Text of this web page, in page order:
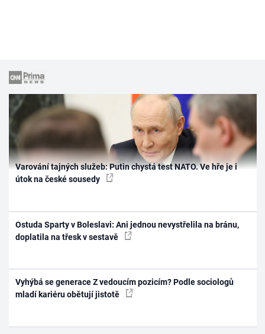
Varování tajných služeb: Putin chystá test NATO. Ve hře je i
útok na české sousedy
Ostuda Sparty v Boleslavi: Ani jednou nevystřelila na bránu,
doplatila na třesk v sestavě
Vyhýbá se generace Z vedoucím pozicím? Podle sociologů
mladí kariéru obětují jistotě